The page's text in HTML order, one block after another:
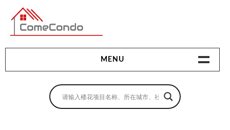
多伦多最新最全的楼花搜索引擎
MENU
地产相关